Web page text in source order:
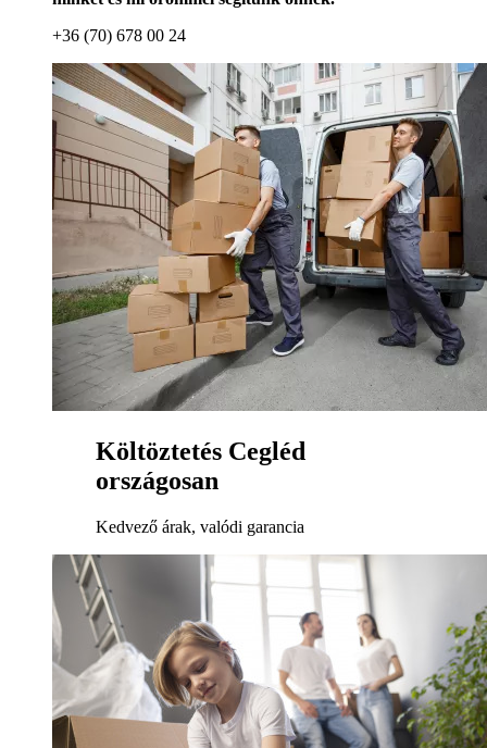
+36 (70) 678 00 24
Költöztetés Cegléd
országosan
Kedvező árak, valódi garancia